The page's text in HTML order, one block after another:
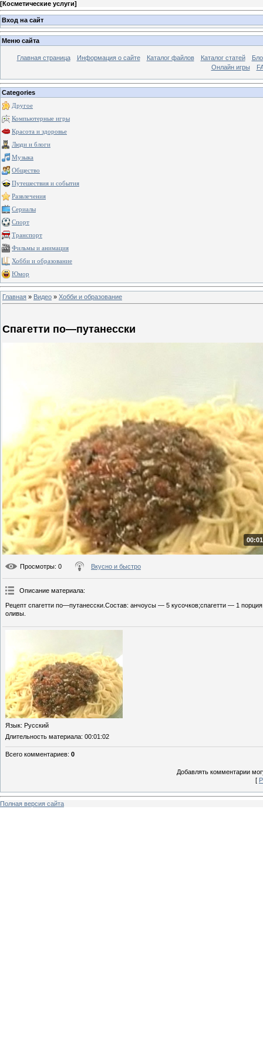
[Косметические услуги]
Вход на сайт
Меню сайта
Главная страница Информация о сайте Каталог файлов Каталог статей
Онлайн игры
Categories
Другое
Компьютерные игры
Красота и здоровье
Люди и блоги
Музыка
Общество
Путешествия и события
Развлечения
Сериалы
Спорт
Транспорт
Фильмы и анимация
Хобби и образование
Юмор
Главная » Видео » Хобби и образование
Спагетти по—путанесски
Просмотры: 0 Вкусно и быстро
Описание материала:
Рецепт спагетти по—путанесски.Состав: анчоусы — 5 кусочков;спагетти — 1
оливы.
Язык: Русский
Длительность материала: 00:01:02
Всего комментариев: 0
Добавлять комментарии
[
Полная версия сайта